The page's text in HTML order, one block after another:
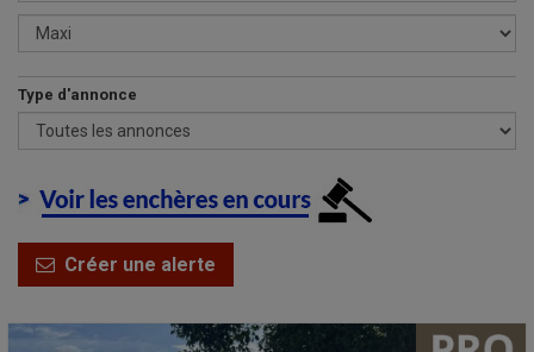
Type d'annonce
Créer une alerte